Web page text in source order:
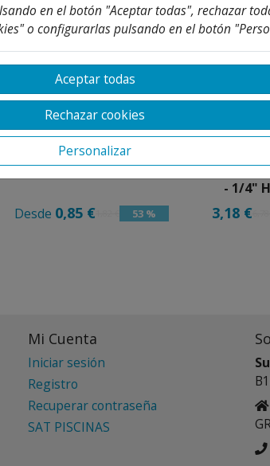
Desde 0,85 € 53 %
- 1/4"
3,18 €
Mi Cuenta
Iniciar sesión
Registro
Recuperar contraseña
SAT PISCINAS
en el botón "Aceptar todas", rechazar
o configurarlas pulsando en el botón
Aceptar todas
Rechazar cookies
Personalizar